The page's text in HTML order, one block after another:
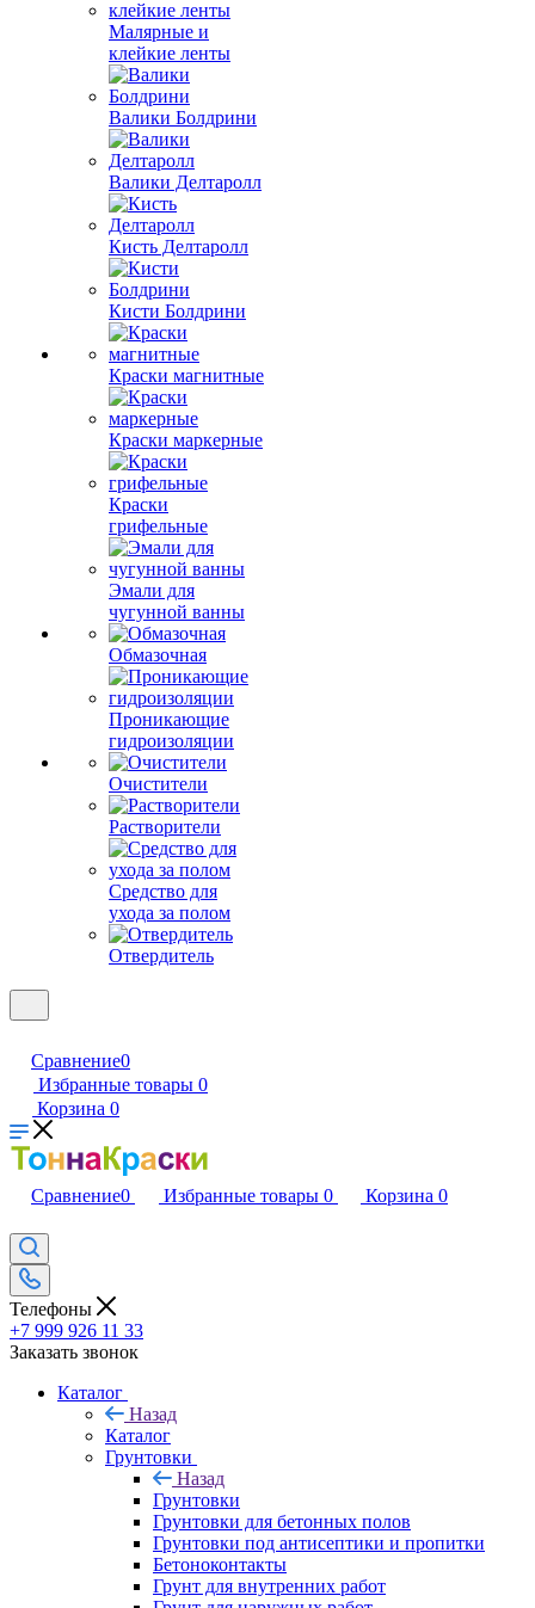
Малярные и
клейкие ленты
Валики Болдрини
Валики Делтаролл
Кисть Делтаролл
Кисти Болдрини
Краски магнитные
Краски маркерные
Краски
грифельные
Эмали для
чугунной ванны
Обмазочная
Проникающие
гидроизоляции
Очистители
Растворители
Средство для
ухода за полом
Отвердитель
Сравнение0
Избранные товары 0
Корзина 0
Сравнение0 Избранные товары 0 Корзина 0
Телефоны
+7 999 926 11 33
Заказать звонок
Каталог
Назад
Каталог
Грунтовки
Назад
Грунтовки
Грунтовки для бетонных полов
Грунтовки под антисептики и пропитки
Бетоноконтакты
Грунт для внутренних работ